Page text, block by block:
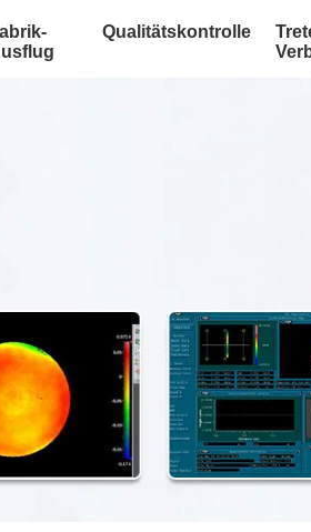
Qualitätskontrolle